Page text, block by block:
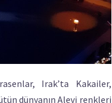
Irak’ta Kakailer,
dünyanın Alevi renkleri